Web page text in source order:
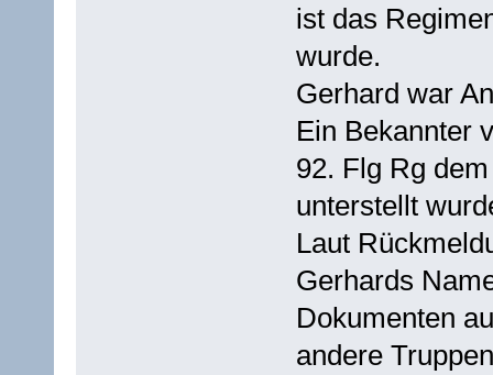
ist das
wurde.
Gerhard war
Ein Bekannter
92. Flg Rg
unterstellt
Laut
Gerhards
Dokumenten
andere